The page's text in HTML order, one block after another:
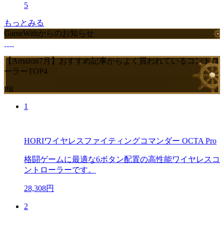
5
もっとみる
GameWithからのお知らせ
【Amazon7月】おすすめ記事からよく買われているコントロ
ーラーTOP4
PR
1
HORIワイヤレスファイティングコマンダー OCTA Pro
格闘ゲームに最適な6ボタン配置の高性能ワイヤレスコ
ントローラーです。
28,308円
2